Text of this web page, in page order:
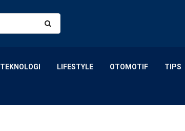
TEKNOLOGI LIFESTYLE OTOMOTIF TIPS